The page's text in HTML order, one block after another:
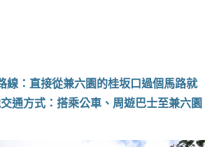
線：直接從兼六園的桂坂口過個馬路就
交通方式：搭乘公車、周遊巴士至兼六園